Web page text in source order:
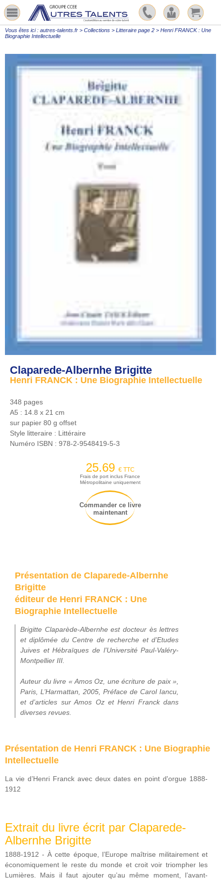
Vous êtes ici : autres-talents.fr > Collections > Litteraire page 2 > Henri FRANCK : Une
Biographie Intellectuelle
Claparede-Albernhe Brigitte
Henri FRANCK : Une Biographie Intellectuelle
348 pages
A5 : 14.8 x 21 cm
sur papier 80 g offset
Style litteraire : Littéraire
Numéro ISBN : 978-2-9548419-5-3
25.69 € TTC
Frais de port inclus France
Métropolitaine uniquement
Commander ce livre
maintenant
Présentation de Claparede-Albernhe
Brigitte
éditeur de Henri FRANCK : Une
Biographie Intellectuelle
Brigitte Claparède-Albernhe est docteur ès lettres
et diplômée du Centre de recherche et d’Etudes
Juives et Hébraïques de l’Université Paul-Valéry-
Montpellier III.
Auteur du livre « Amos Oz, une écriture de paix »,
Paris, L’Harmattan, 2005, Préface de Carol Iancu,
et d’articles sur Amos Oz et Henri Franck dans
diverses revues.
Présentation de Henri FRANCK : Une Biographie
Intellectuelle
La vie d’Henri Franck avec deux dates en point d'orgue 1888-
1912
Extrait du livre écrit par Claparede-
Albernhe Brigitte
1888-1912 - À cette époque, l’Europe maîtrise militairement et
économiquement le reste du monde et croit voir triompher les
Lumières. Mais il faut ajouter qu’au même moment, l’avant-